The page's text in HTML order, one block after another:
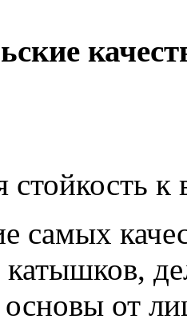
стойкость
самых
катышков,
основы от